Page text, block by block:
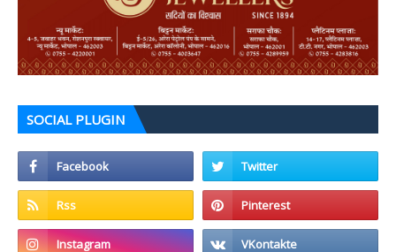
SOCIAL PLUGIN